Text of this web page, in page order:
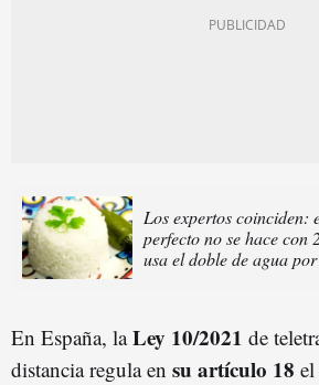
Los expertos coinciden:
perfecto no se hace con
usa el doble de agua
En España, laLey 10/2021 de
distancia regula en su artículo 18